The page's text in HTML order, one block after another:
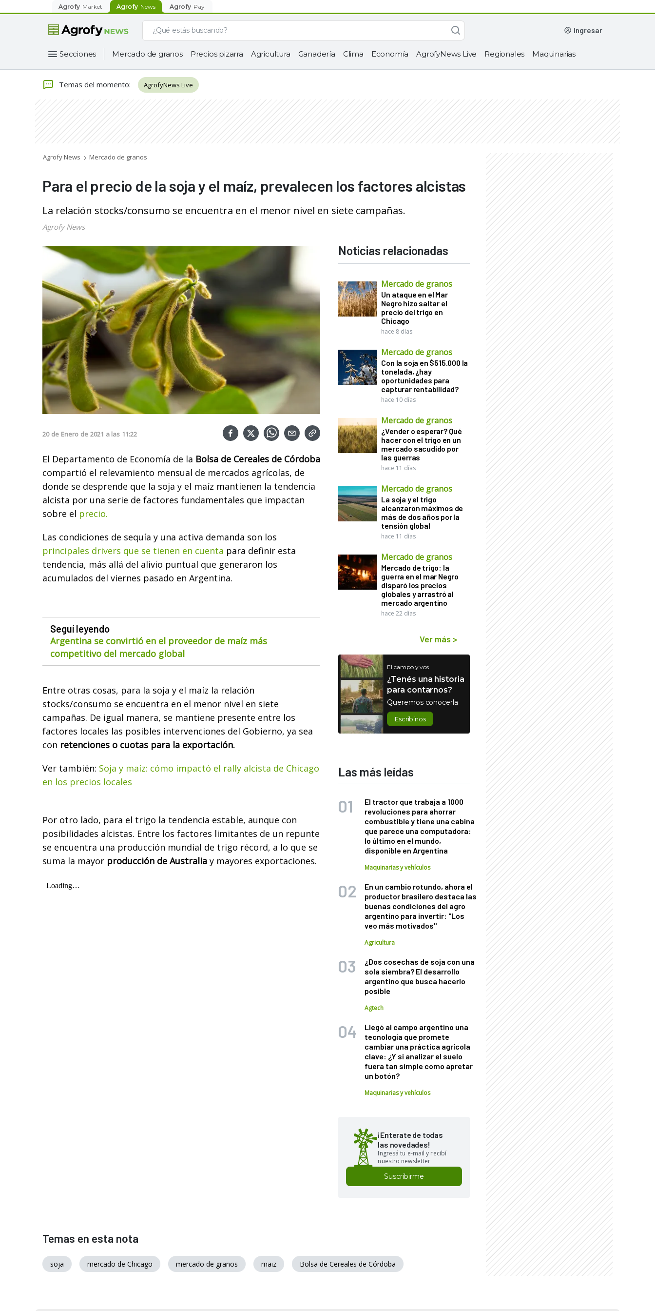
Agrofy Market Agrofy News Agrofy Pay
ingresar
Secciones Mercado de granos Precios pizarra Agricultura Ganadería Clima Economía AgrofyNews Live Regionales Maquinarias
Temas del momento: AgrofyNews Live
Agrofy News Mercado de granos
Para el precio de la soja y el maíz, prevalecen los factores alcistas
La relación stocks/consumo se encuentra en el menor nivel en siete campañas.
Agrofy News
20 de Enero de 2021 a las 11:22
El Departamento de Economía de la Bolsa de Cereales de Córdoba
compartió el relevamiento mensual de mercados agrícolas, de
donde se desprende que la soja y el maíz mantienen la tendencia
alcista por una serie de factores fundamentales que impactan
sobre el precio.
Las condiciones de sequía y una activa demanda son los
principales drivers que se tienen en cuenta para definir esta
tendencia, más allá del alivio puntual que generaron los
acumulados del viernes pasado en Argentina.
Seguí leyendo
Argentina se convirtió en el proveedor de maíz más
competitivo del mercado global
Entre otras cosas, para la soja y el maíz la relación
stocks/consumo se encuentra en el menor nivel en siete
campañas. De igual manera, se mantiene presente entre los
factores locales las posibles intervenciones del Gobierno, ya sea
con retenciones o cuotas para la exportación.
Ver también: Soja y maíz: cómo impactó el rally alcista de Chicago
en los precios locales
Por otro lado, para el trigo la tendencia estable, aunque con
posibilidades alcistas. Entre los factores limitantes de un repunte
se encuentra una producción mundial de trigo récord, a lo que se
suma la mayor producción de Australia y mayores exportaciones.
Noticias relacionadas
Mercado de granos
Un ataque en el Mar
Negro hizo saltar el
precio del trigo en
Chicago
hace 8 días
Mercado de granos
Con la soja en $515.000 la
tonelada, ¿hay
oportunidades para
capturar rentabilidad?
hace 10 días
Mercado de granos
¿Vender o esperar? Qué
hacer con el trigo en un
mercado sacudido por
las guerras
hace 11 días
Mercado de granos
La soja y el trigo
alcanzaron máximos de
más de dos años por la
tensión global
hace 11 días
Mercado de granos
Mercado de trigo: la
guerra en el mar Negro
disparó los precios
globales y arrastró al
mercado argentino
hace 22 días
Ver más >
El campo y vos
¿Tenés una historia
para contarnos?
Queremos conocerla
Escribinos
Las más leídas
El tractor que trabaja a 1000
revoluciones para ahorrar
combustible y tiene una cabina
que parece una computadora:
lo último en el mundo,
disponible en Argentina
Maquinarias y vehículos
En un cambio rotundo, ahora el
productor brasilero destaca las
buenas condiciones del agro
argentino para invertir: "Los
veo más motivados"
Agricultura
¿Dos cosechas de soja con una
sola siembra? El desarrollo
argentino que busca hacerlo
posible
Agtech
Llegó al campo argentino una
tecnología que promete
cambiar una práctica agrícola
clave: ¿Y si analizar el suelo
fuera tan simple como apretar
un botón?
Maquinarias y vehículos
¡Enterate de todas
las novedades!
Ingresá tu e-mail y recibí
nuestro newsletter
Suscribirme
Temas en esta nota
soja mercado de Chicago mercado de granos maiz Bolsa de Cereales de Córdoba